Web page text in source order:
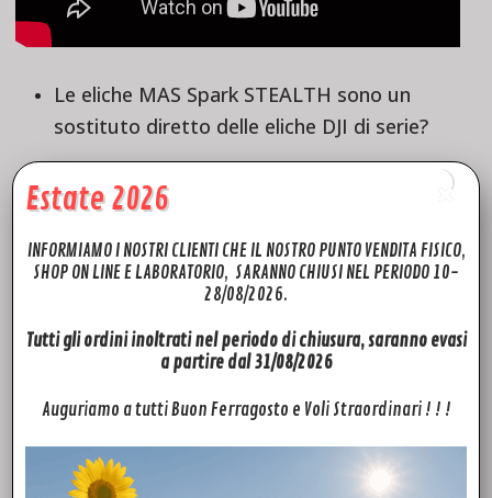
Le eliche MAS Spark STEALTH sono un
sostituto diretto delle eliche DJI di serie?
Sì, le eliche Dji Spark STEALTH Upgrade sono progettate per
sostituire direttamente le eliche DJI di serie e per migliorare
superficie lucida?
Ai fini dell’efficienza e delle prestazioni. Le superfici lisce e
dell’elica.
Estate 2026
INFORMIAMO I NOSTRI CLIENTI CHE IL NOSTRO PUNTO VENDITA FISICO,
SHOP ON LINE E LABORATORIO, SARANNO CHIUSI NEL PERIODO 10-
28/08/2026.
Tutti gli ordini inoltrati nel periodo di chiusura, saranno evasi
a partire dal 31/08/2026
Auguriamo a tutti Buon Ferragosto e Voli Straordinari ! ! !